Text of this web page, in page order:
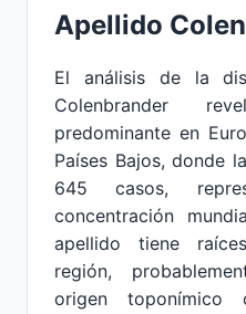
Apellido
El análisis de la
Colenbrander
predominante en
Países Bajos, donde
645 casos,
concentración
apellido tiene
región,
origen